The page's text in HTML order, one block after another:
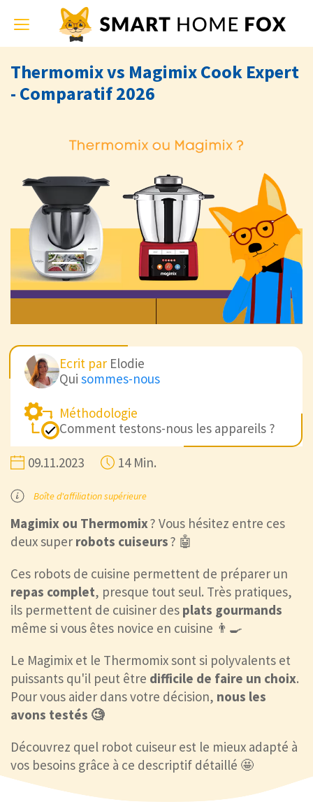
Toggle
navigation
Thermomix vs Magimix Cook Expert
- Comparatif 2026
Ecrit par Elodie
Qui sommes-nous
Méthodologie
Comment testons-nous les appareils ?
09.11.2023 14 Min.
Boîte d'affiliation supérieure
Magimix ou Thermomix? Vous hésitez entre ces
deux super robots cuiseurs? 🤖
Ces robots de cuisine permettent de préparer un
repas complet, presque tout seul. Très pratiques,
ils permettent de cuisiner des plats gourmands
même si vous êtes novice en cuisine 👨‍🍳
Le Magimix et le Thermomix sont si polyvalents et
puissants qu'il peut être difficile de faire un choix.
Pour vous aider dans votre décision, nous les
avons testés 🧐
Découvrez quel robot cuiseur est le mieux adapté à
vos besoins grâce à ce descriptif détaillé 🤩